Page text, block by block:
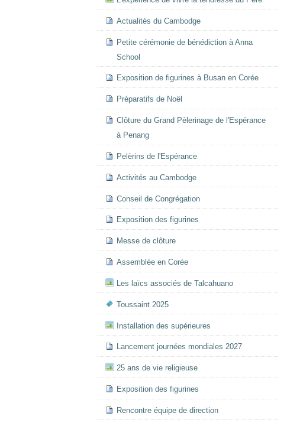
Actualités du Cambodge
Petite cérémonie de bénédiction à Anna
School
Exposition de figurines à Busan en Corée
Préparatifs de Noël
Clôture du Grand Pèlerinage de l'Espérance
à Penang
Pelèrins de l'Espérance
Activités au Cambodge
Conseil de Congrégation
Exposition des figurines
Messe de clôture
Assemblée en Corée
Les laïcs associés de Talcahuano
Toussaint 2025
Installation des supérieures
Lancement journées mondiales 2027
25 ans de vie religieuse
Exposition des figurines
Rencontre équipe de direction